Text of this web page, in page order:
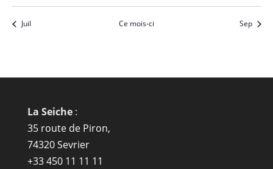
Juil Ce mois-ci Sep
La Seiche:
35 route de Piron,
74320 Sevrier
+33 450 11 11 11